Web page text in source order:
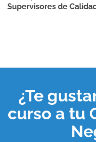
Supervisores de
¿Te
curso a tu